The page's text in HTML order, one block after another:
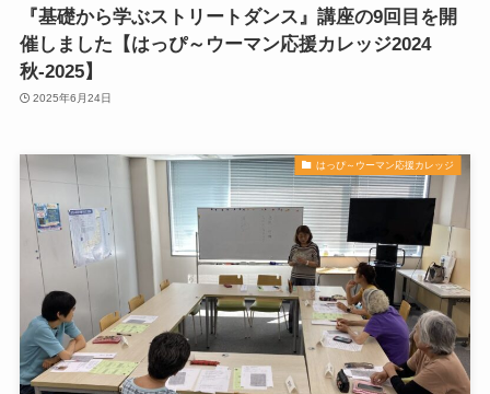
『基礎から学ぶストリートダンス』講座の9回目を開
催しました【はっぴ～ウーマン応援カレッジ2024
秋-2025】
2025年6月24日
はっぴ～ウーマン応援カレッジ